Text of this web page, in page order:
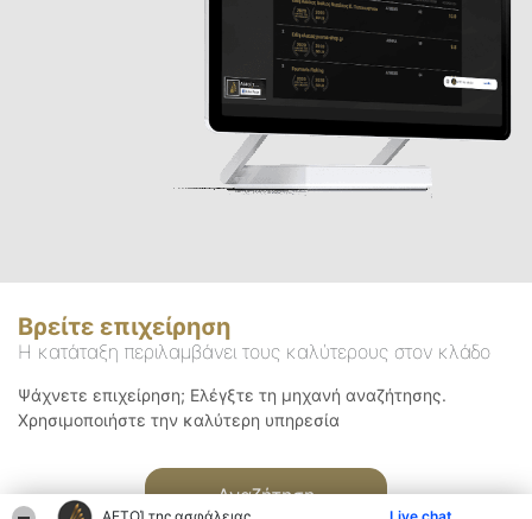
Βρείτε επιχείρηση
Η κατάταξη περιλαμβάνει τους καλύτερους στον κλάδο
Ψάχνετε επιχείρηση; Ελέγξτε τη μηχανή αναζήτησης.
Χρησιμοποιήστε την καλύτερη υπηρεσία
Αναζήτηση